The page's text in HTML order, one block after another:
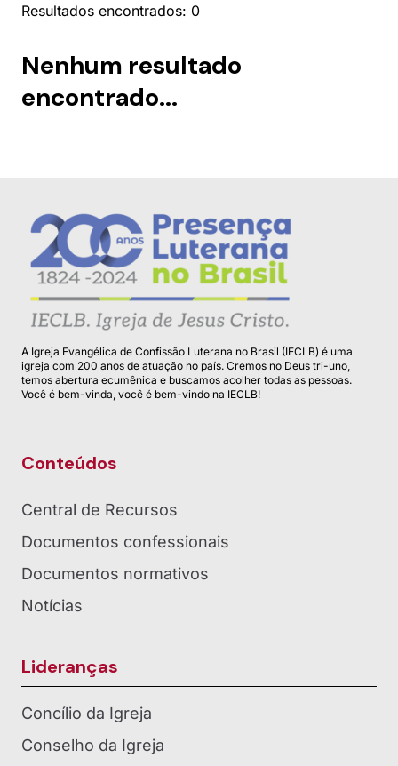
Resultados encontrados: 0
Nenhum resultado
encontrado...
A Igreja Evangélica de Confissão Luterana no Brasil (IECLB) é uma
igreja com 200 anos de atuação no país. Cremos no Deus tri-uno,
temos abertura ecumênica e buscamos acolher todas as pessoas.
Você é bem-vinda, você é bem-vindo na IECLB!
Conteúdos
Central de Recursos
Documentos confessionais
Documentos normativos
Notícias
Lideranças
Concílio da Igreja
Conselho da Igreja